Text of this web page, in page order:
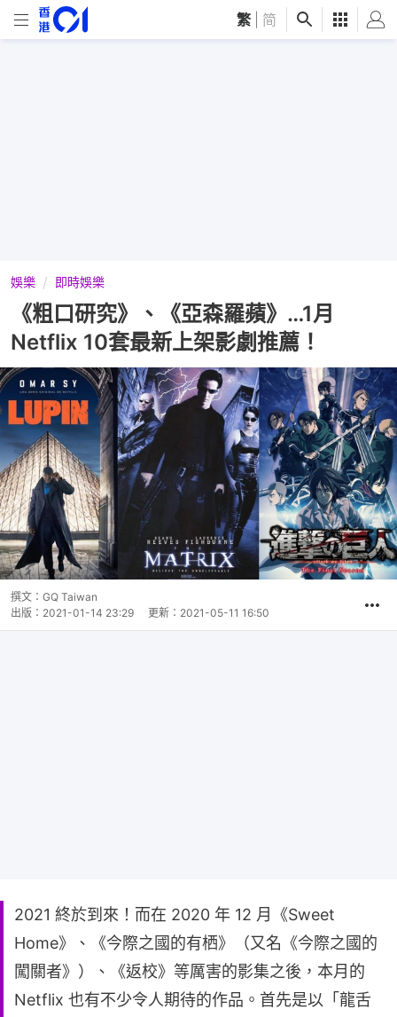
繁 简
娛樂 即時娛樂
《粗口研究》、《亞森羅蘋》…1月
Netflix 10套最新上架影劇推薦！
撰文： GQ Taiwan
出版： 2021-01-14 23:29 更新： 2021-05-11 16:50
2021 終於到來！而在 2020 年 12 月《Sweet
Home》、《今際之國的有栖》（又名《今際之國的
闖關者》）、《返校》等厲害的影集之後，本月的
Netflix 也有不少令人期待的作品。首先是以「龍舌